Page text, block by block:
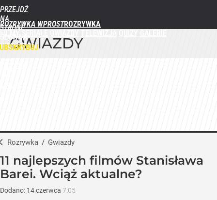
PRZEJDŹ
NA
STRONĘ
GŁÓWNĄ
WPROST.PL
ROZRYWKA WPROST
GWIAZDY
Rozrywka / Gwiazdy
11 najlepszych filmów Stanisława
Barei. Wciąż aktualne?
Dodano: 14czerwca 7:05